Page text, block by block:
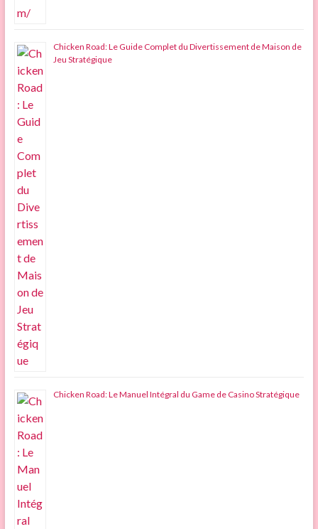
Chicken Road: Le Guide Complet du Divertissement de Maison de
Jeu Stratégique
Chicken Road: Le Manuel Intégral du Game de Casino Stratégique